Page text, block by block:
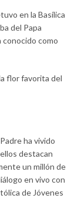
en la Basílica
del Papa
conocido como
flor favorita del
ha vivido
destacan
un millón de
en vivo con
de Jóvenes